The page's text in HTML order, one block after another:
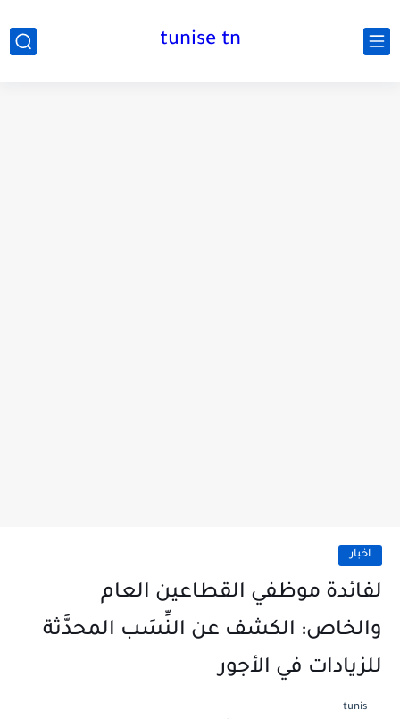
tunise tn
اخبار
لفائدة موظفي القطاعين العام
والخاص: الكشف عن النِّسَب المحدَّثة
للزيادات في الأجور
tunis